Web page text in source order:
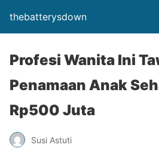
thebatterysdown
Profesi Wanita Ini
Penamaan Anak
Rp500 Juta
Susi Astuti